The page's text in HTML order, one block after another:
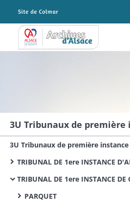
Archives Alsace - Colmar
3U Tribunaux de première
3U Tribunaux de première instance
TRIBUNAL DE 1ere INSTANCE
TRIBUNAL DE 1ere INSTANCE DE
PARQUET